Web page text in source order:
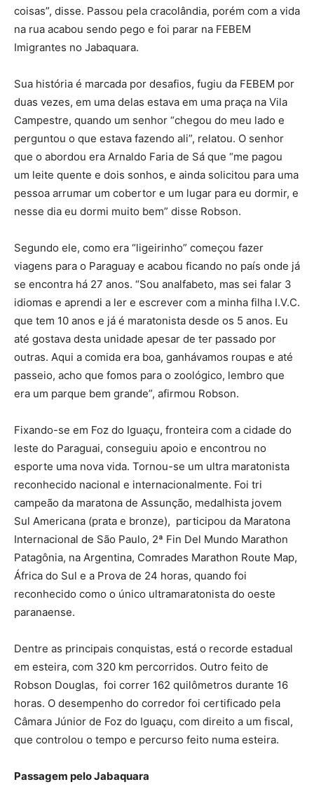
coisas”, disse. Passou pela cracolândia, porém com a vida
na rua acabou sendo pego e foi parar na FEBEM
Imigrantes no Jabaquara.
Sua história é marcada por desafios, fugiu da FEBEM por
duas vezes, em uma delas estava em uma praça na Vila
Campestre, quando um senhor “chegou do meu lado e
perguntou o que estava fazendo ali”, relatou. O senhor
que o abordou era Arnaldo Faria de Sá que “me pagou
um leite quente e dois sonhos, e ainda solicitou para uma
pessoa arrumar um cobertor e um lugar para eu dormir, e
nesse dia eu dormi muito bem” disse Robson.
Segundo ele, como era “ligeirinho” começou fazer
viagens para o Paraguay e acabou ficando no país onde já
se encontra há 27 anos. “Sou analfabeto, mas sei falar 3
idiomas e aprendi a ler e escrever com a minha filha I.V.C.
que tem 10 anos e já é maratonista desde os 5 anos. Eu
até gostava desta unidade apesar de ter passado por
outras. Aqui a comida era boa, ganhávamos roupas e até
passeio, acho que fomos para o zoológico, lembro que
era um parque bem grande”, afirmou Robson.
Fixando-se em Foz do Iguaçu, fronteira com a cidade do
leste do Paraguai, conseguiu apoio e encontrou no
esporte uma nova vida. Tornou-se um ultra maratonista
reconhecido nacional e internacionalmente. Foi tri
campeão da maratona de Assunção, medalhista jovem
Sul Americana (prata e bronze), participou da Maratona
Internacional de São Paulo, 2ª Fin Del Mundo Marathon
Patagônia, na Argentina, Comrades Marathon Route Map,
África do Sul e a Prova de 24 horas, quando foi
reconhecido como o único ultramaratonista do oeste
paranaense.
Dentre as principais conquistas, está o recorde estadual
em esteira, com 320 km percorridos. Outro feito de
Robson Douglas, foi correr 162 quilômetros durante 16
horas. O desempenho do corredor foi certificado pela
Câmara Júnior de Foz do Iguaçu, com direito a um fiscal,
que controlou o tempo e percurso feito numa esteira.
Passagem pelo Jabaquara